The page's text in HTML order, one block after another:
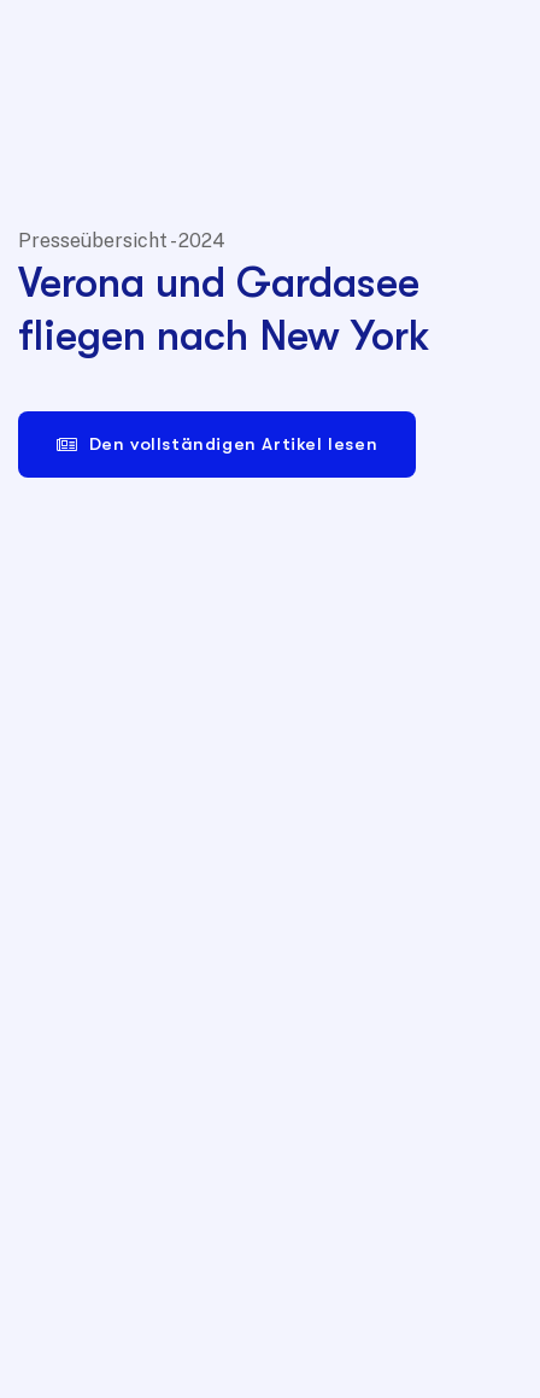
Presseübersicht - 2024
Verona und Gardasee
fliegen nach New York
Den vollständigen Artikel lesen